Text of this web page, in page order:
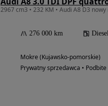
2967 cm3 • 232 KM • Audi A8 D3
276 000 km
Mokre (Kujawsko-pomorskie)
Prywatny sprzedawca • Podbite